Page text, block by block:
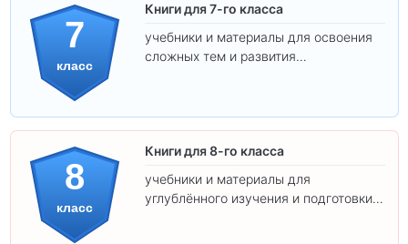
7
класс
Книги для 7-го класса
учебники и материалы для освоения
сложных тем и развития
8
класс
Книги для 8-го класса
учебники и материалы для
углублённого изучения и подготовки к